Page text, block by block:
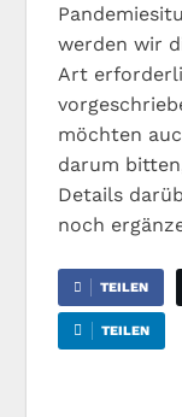
werden wir
Art
möchten
darum
Details
noch
TEILEN
TEILEN